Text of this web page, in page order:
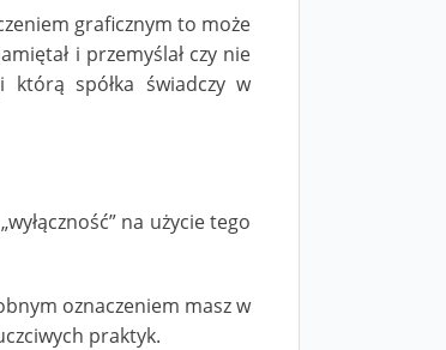
graficznym to może
i przemyślał czy nie
którą spółka świadczy w
na użycie tego
oznaczeniem masz w
praktyk.